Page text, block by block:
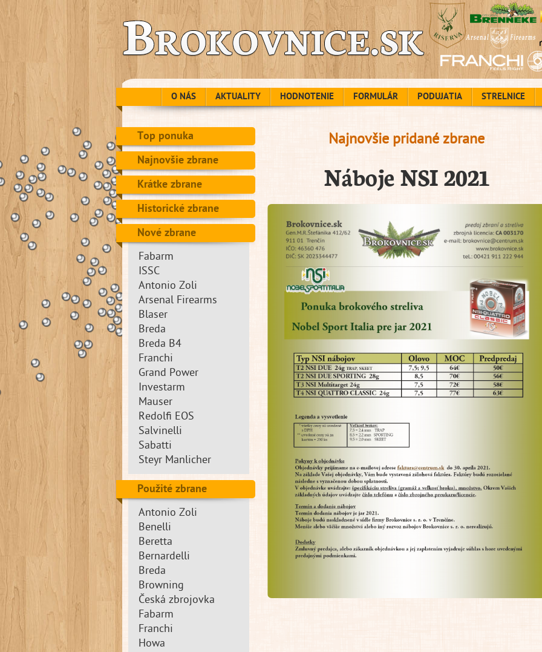
O NÁS AKTUALITY HODNOTENIE FORMULÁR PODUJATIA STRELNICE
Top ponuka
Najnovšie zbrane
Krátke zbrane
Historické zbrane
Nové zbrane
Fabarm
ISSC
Antonio Zoli
Arsenal Firearms
Blaser
Breda
Breda B4
Franchi
Grand Power
Investarm
Mauser
Redolfi EOS
Salvinelli
Sabatti
Steyr Manlicher
Použité zbrane
Antonio Zoli
Benelli
Beretta
Bernardelli
Breda
Browning
Česká zbrojovka
Fabarm
Franchi
Howa
Najnovšie pridané zbrane
Náboje NSI 2021